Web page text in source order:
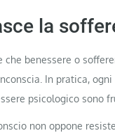
la
che benessere o
In pratica,
psicologico sono
non oppone